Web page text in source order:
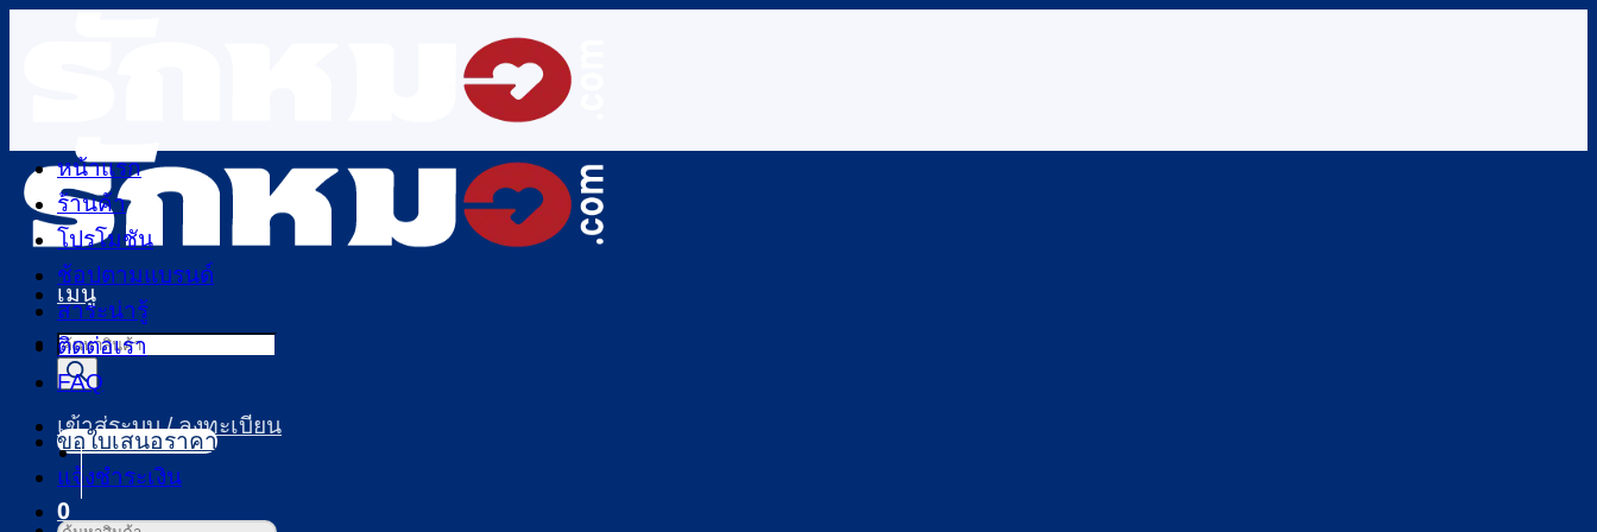
เมนู
Products
search
เข้าสู่ระบบ / ลงทะเบียน
0
หน้าแรก
ร้านค้า
โปรโมชัน
ช้อปตามแบรนด์
สาระน่ารู้
ติดต่อเรา
FAQ
ขอใบเสนอราคา
แจ้งชำระเงิน